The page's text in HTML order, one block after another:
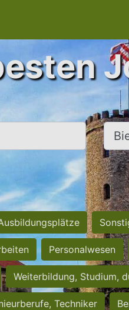
Ort,
Personalwesen
Weiterbildung, Studium,
Techniker